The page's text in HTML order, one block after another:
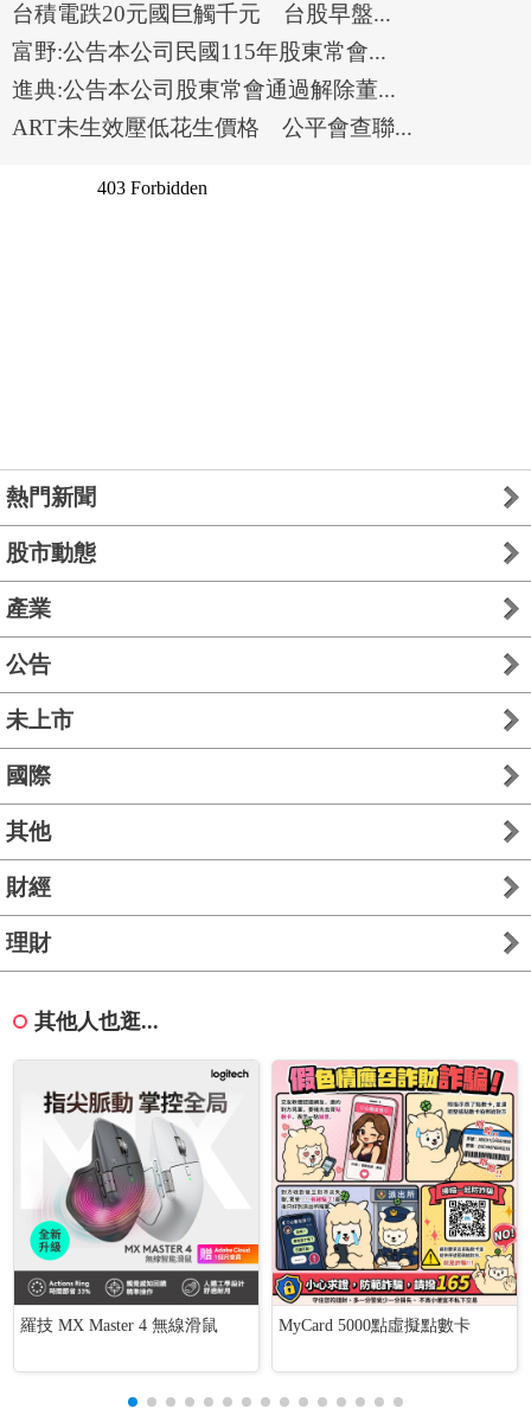
台積電跌20元國巨觸千元 台股早盤...
富野:公告本公司民國115年股東常會...
進典:公告本公司股東常會通過解除董...
ART未生效壓低花生價格 公平會查聯...
熱門新聞
股市動態
產業
公告
未上市
國際
其他
財經
理財
其他人也逛...
羅技 MX Master 4 無線滑鼠 MyCard 5000點虛擬點數卡